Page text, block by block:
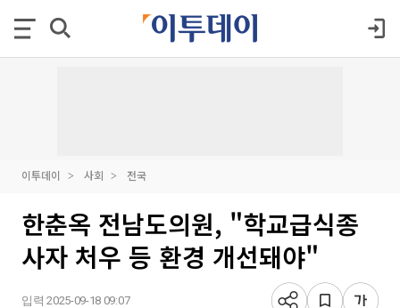
이투데이 사회 전국
한춘옥 전남도의원, "학교급식종
사자 처우 등 환경 개선돼야"
입력 2025-09-18 09:07